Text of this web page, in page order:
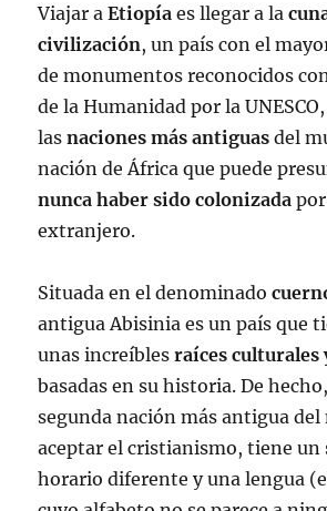
Viajar aEtiopía es llegar a la
civilización, un país con el
de monumentos reconocidos
de la Humanidad por la
lasnaciones más antiguas del
nación de África que puede
nunca haber sido colonizada
extranjero.
Situada en el denominado
antigua Abisinia es un país que
unas increíbles raíces
basadas en su historia. De
segunda nación más antigua del
aceptar el cristianismo, tiene un
horario diferente y una lengua